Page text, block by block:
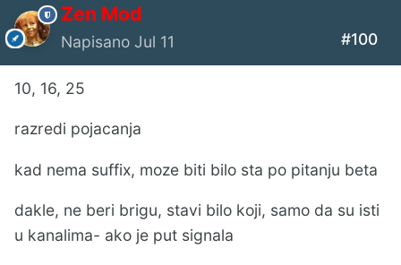
Zen Mod
Napisano Jul 11 #100
10, 16, 25
razredi pojacanja
kad nema suffix, moze biti bilo sta po pitanju beta
dakle, ne beri brigu, stavi bilo koji, samo da su isti
u kanalima- ako je put signala